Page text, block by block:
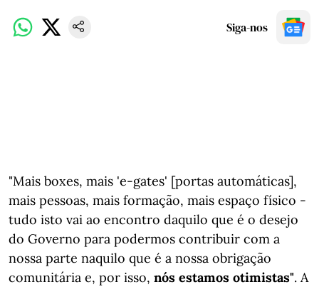
Siga-nos
"Mais boxes, mais 'e-gates' [portas automáticas],
mais pessoas, mais formação, mais espaço físico -
tudo isto vai ao encontro daquilo que é o desejo
do Governo para podermos contribuir com a
nossa parte naquilo que é a nossa obrigação
comunitária e, por isso, nós estamos otimistas". A